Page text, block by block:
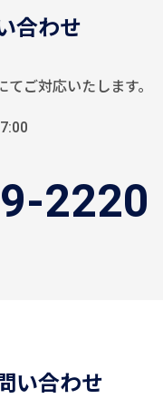
合わせ
てご対応いたします。
2220
い合わせ